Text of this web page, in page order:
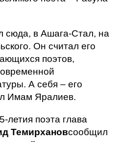
сюда, в Ашага-Стал, на
Он считал его
поэтов,
А себя – его
Имам Яралиев.
летия поэта глава
Темирхановсообщил